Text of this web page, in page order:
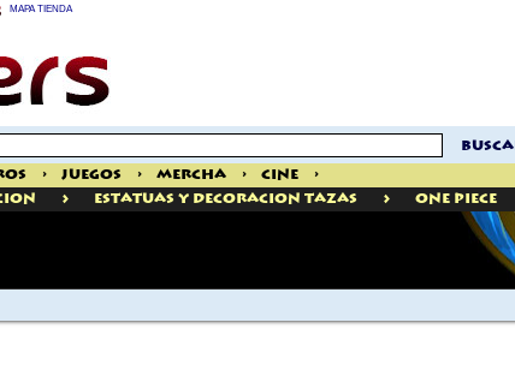
MAPA TIENDA
> Juegos > Mercha > Cine
>
> Estatuas Y Decoracion Tazas > One Piece